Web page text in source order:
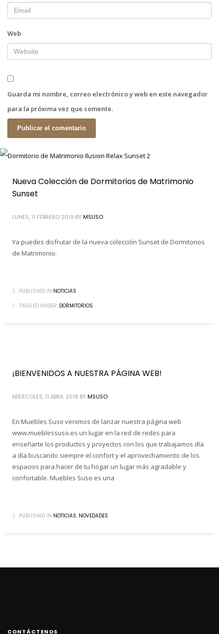
Web
Guarda mi nombre, correo electrónico y web en este navegador
para la próxima vez que comente.
Nueva Colección de Dormitorios de Matrimonio
Sunset
LUNES, 11 FEBRERO 2019 BY MSUSO
Ya puedes disfrutar de la nueva colección Sunset de Dormitorios
de Matrimonio.
PUBLISHED IN NOTICIAS
TAGGED UNDER: DORMITORIOS
¡BIENVENIDOS A NUESTRA PÁGINA WEB!
MIÉRCOLES, 11 ABRIL 2018 BY MSUSO
En Muebles Suso venimos de lanzar nuestra página web
www.mueblessuso.es un lugar en la red de redes para
enseñarte los productos y proyectos con los que trabajamos día
a día buscando siempre el confort y el aprovechamiento de los
espacios para hacer de tu hogar un lugar más agradable y
confortable. Muebles Suso es una
PUBLISHED IN NOTICIAS, NOVEDADES
CONTÁCTENOS